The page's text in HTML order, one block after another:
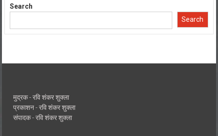
Search
Search
मुद्रक - रवि शंकर शुक्ला
प्रकाशन - रवि शंकर शुक्ला
संपादक - रवि शंकर शुक्ला